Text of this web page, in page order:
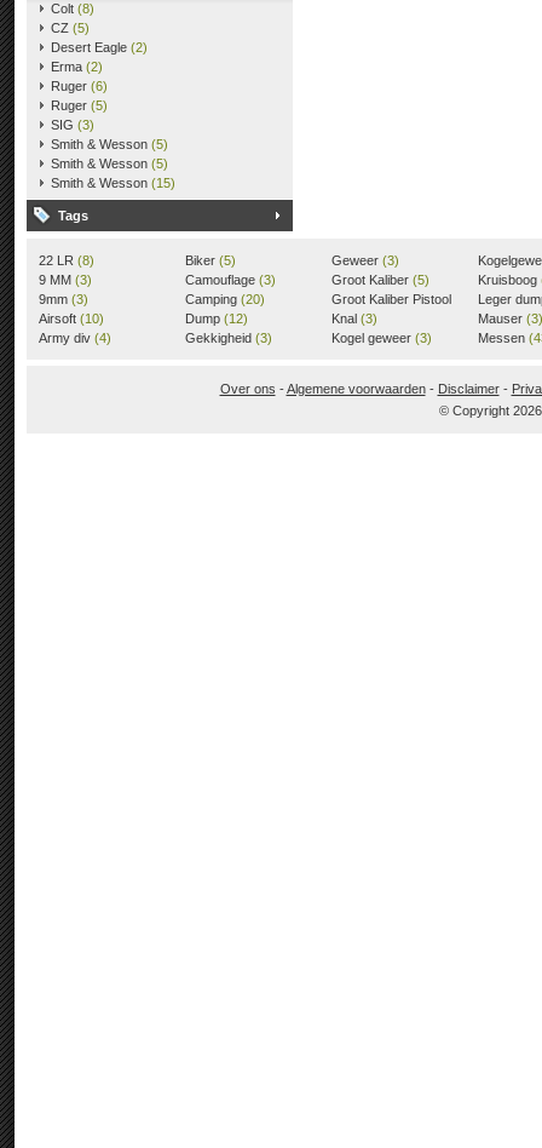
Colt (8)
CZ (5)
Desert Eagle (2)
Erma (2)
Ruger (6)
Ruger (5)
SIG (3)
Smith & Wesson (5)
Smith & Wesson (5)
Smith & Wesson (15)
Tags
22 LR (8)
9 MM (3)
9mm (3)
Airsoft (10)
Army div (4)
Biker (5)
Camouflage (3)
Camping (20)
Dump (12)
Gekkigheid (3)
Geweer (3)
Groot Kaliber (5)
Groot Kaliber Pistool
(3)
Knal (3)
Kogel geweer (3)
Kruisboog
Leger
Mauser (3)
Messen
Over ons -Algemene voorwaarden- Disclaimer-
© Copyright